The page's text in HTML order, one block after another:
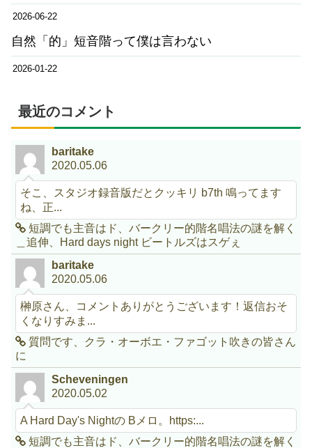
2026-06-22
自然「的」短音階って僕は言わない
2026-01-22
最近のコメント
baritake
2020.05.06
そこ、スタジオ録音版だとクッキリ b7th 鳴ってます
ね、正...
短調でも主音はド、バークリー的階名唱法の謎を解く
＿追伸、Hard days night ビートルズはスゲぇ
baritake
2020.05.06
榊原さん、コメントありがとうございます！返信おそ
くなりすみま...
質問です、クラ・オーボエ・ファゴット吹きの皆さん
に
Scheveningen
2020.05.02
A Hard Day's Nightの Bメロ。https:...
短調でも主音はド、バークリー的階名唱法の謎を解く